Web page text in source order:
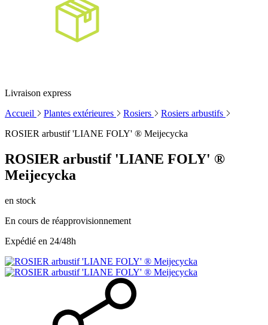
Livraison express
Accueil
Plantes extérieures Rosiers
Rosiers arbustifs
ROSIER arbustif 'LIANE FOLY' ® Meijecycka
ROSIER arbustif 'LIANE FOLY' ®
Meijecycka
en stock
En cours de réapprovisionnement
Expédié en 24/48h